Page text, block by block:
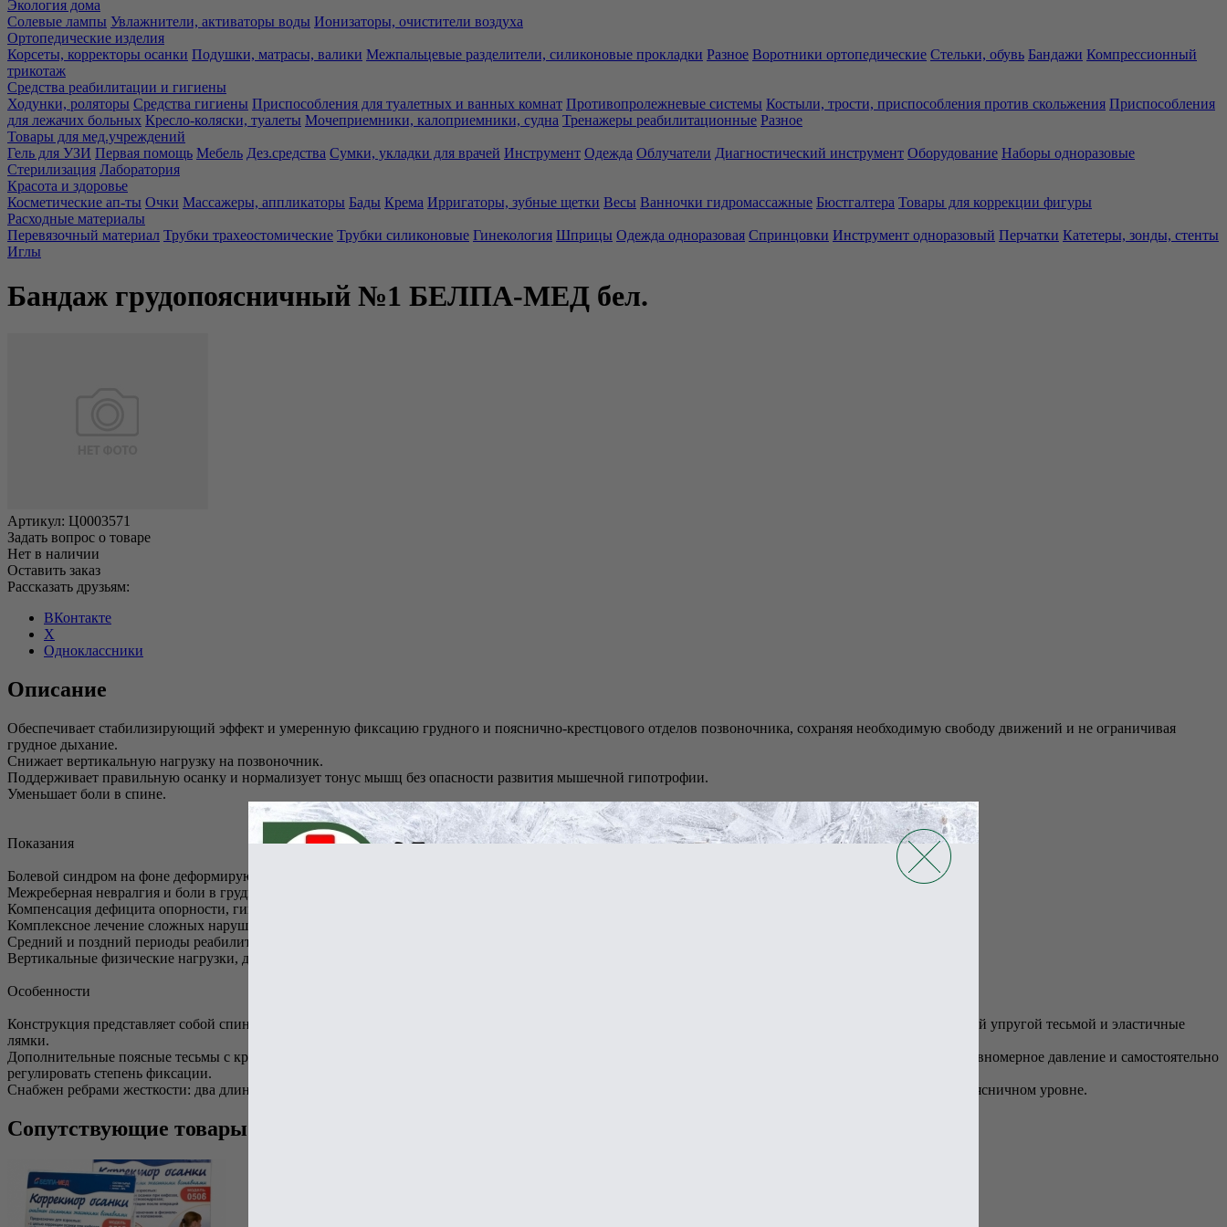
Экология дома
Солевые лампы Увлажнители, активаторы воды Ионизаторы, очистители воздуха
Ортопедические изделия
Корсеты, корректоры осанки Подушки, матрасы, валики Межпальцевые разделители, силиконовые прокладки Разное Воротники ортопедические Стельки, обувь Бандажи Компрессионный
трикотаж
Средства реабилитации и гигиены
Ходунки, роляторы Средства гигиены Приспособления для туалетных и ванных комнат Противопролежневые системы Костыли, трости, приспособления против скольжения Приспособления
для лежачих больных Кресло-коляски, туалеты Мочеприемники, калоприемники, судна Тренажеры реабилитационные Разное
Товары для мед.учреждений
Гель для УЗИ Первая помощь Мебель Дез.средства Сумки, укладки для врачей Инструмент Одежда Облучатели Диагностический инструмент Оборудование Наборы одноразовые
Стерилизация Лаборатория
Красота и здоровье
Косметические ап-ты Очки Массажеры, аппликаторы Бады Крема Ирригаторы, зубные щетки Весы Ванночки гидромассажные Бюстгалтера Товары для коррекции фигуры
Расходные материалы
Перевязочный материал Трубки трахеостомические Трубки силиконовые Гинекология Шприцы Одежда одноразовая Спринцовки Инструмент одноразовый Перчатки Катетеры, зонды, стенты
Иглы
Бандаж грудопоясничный №1 БЕЛПА-МЕД бел.
Артикул: Ц0003571
Задать вопрос о товаре
Нет в наличии
Оставить заказ
Рассказать друзьям:
ВКонтакте
X
Одноклассники
Описание
Обеспечивает стабилизирующий эффект и умеренную фиксацию грудного и пояснично-крестцового отделов позвоночника, сохраняя необходимую свободу движений и не ограничивая
грудное дыхание.
Снижает вертикальную нагрузку на позвоночник.
Поддерживает правильную осанку и нормализует тонус мышц без опасности развития мышечной гипотрофии.
Уменьшает боли в спине.
Показания
Болевой синдром на фоне деформирующих дорсопатий различного генеза, вторичные дорсалгии.
Межреберная невралгия и боли в грудной клетке.
Компенсация дефицита опорности, гипермобильность на грудопоясничном уровне.
Комплексное лечение сложных нарушений осанки.
Средний и поздний периоды реабилитации после травм и операций на позвоночнике.
Вертикальные физические нагрузки, длительное статическое положение.
Особенности
Конструкция представляет собой спинку, выполненную из нерастяжимой плотной воздухопроницаемой ткани, широкую поясную ленту с дополнительной упругой тесьмой и эластичные
лямки.
Дополнительные поясные тесьмы с креплением по центральной линии бандажа обеспечивают эргономичную посадку по фигуре, позволяют создавать равномерное давление и самостоятельно
регулировать степень фиксации.
Снабжен ребрами жесткости: два длинных металлических расположены вдоль позвоночника и два коротких пластиковых расположены латерально на поясничном уровне.
Сопутствующие товары